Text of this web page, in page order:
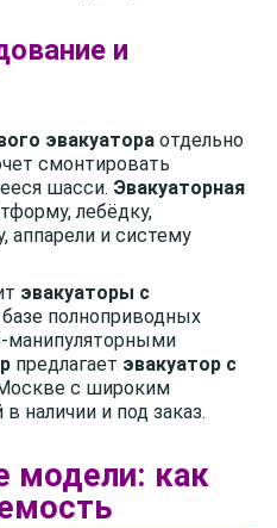
и
эвакуатора отдельно
смонтировать
шасси. Эвакуаторная
лебёдку,
аппарели и систему
эвакуаторы с
базе полноприводных
предлагает эвакуатор с
с широким
наличии и под заказ.
модели: как